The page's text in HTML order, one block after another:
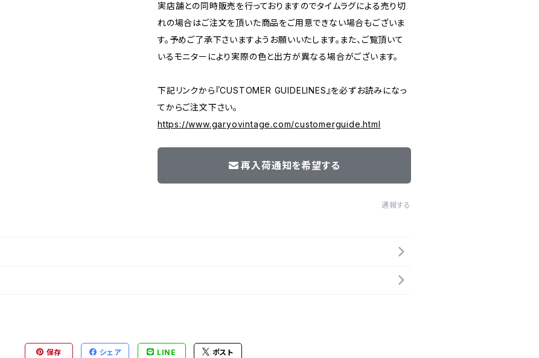
実店舗との同時販売を行っておりますのでタイムラグによる売り切
れの場合はご注文を頂いた商品をご用意できない場合もございま
す。予めご了承下さいますようお願いいたします。また、ご覧頂いて
いるモニターにより実際の色と出方が異なる場合がございます。
下記リンクから『CUSTOMER GUIDELINES』を必ずお読みになっ
てからご注文下さい。
https://www.garyovintage.com/customerguide.html
再入荷通知を希望する
通報する
保存 シェア LINE ポスト